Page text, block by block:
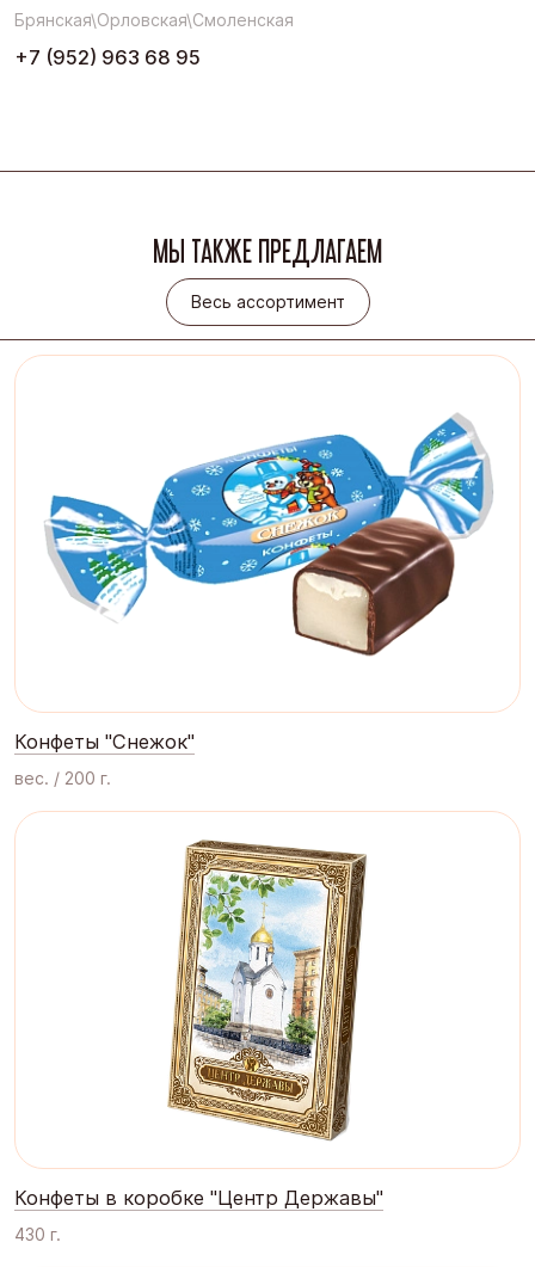
Брянская\Орловская\Смоленская
+7 (952) 963 68 95
МЫ ТАКЖЕ ПРЕДЛАГАЕМ
Весь ассортимент
Весь ассортимент
Конфеты "Снежок"
вес. / 200 г.
Конфеты в коробке "Центр Державы"
430 г.